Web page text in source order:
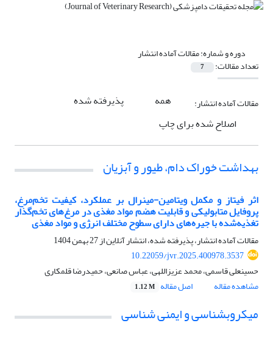
دوره و شماره:مقالات آماده انتشار
تعداد مقالات: 7
مقالات آماده انتشار: همه
پذیرفته شده
اصلاح شده برای چاپ
بهداشت خوراک دام، طیور و آبزیان
اثر فیتاز و مکمل ویتامین-مینرال بر عملکرد، کیفیت تخم‌مرغ،
پروفایل متابولیکی و قابلیت هضم مواد مغذی در مرغ‌های تخم‌گذار
تغذیه‌شده با جیره‌های دارای سطوح مختلف انرژی و مواد مغذی
مقالات آماده انتشار، پذیرفته شده، انتشار آنلاین از27 بهمن 1404
10.22059/jvr.2025.400978.3537
حسینعلی قاسمی، محمد عزیزاللهی، عباس صانعی، حمیدرضا قلمکاری
مشاهده مقاله
اصل مقاله 1.12 M
میکروبشناسی و ایمنی شناسی